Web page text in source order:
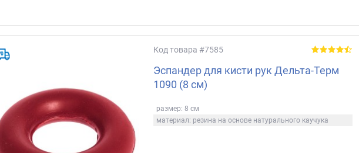
Код товара #7585
Эспандер для кисти рук Дельта-Терм
1090 (8 см)
размер: 8 см
материал: резина на основе натурального каучука